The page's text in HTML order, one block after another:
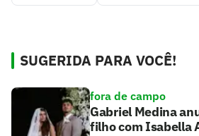
SUGERIDA PARA VOCÊ!
fora de campo
Gabriel Medina
filho com Isabella